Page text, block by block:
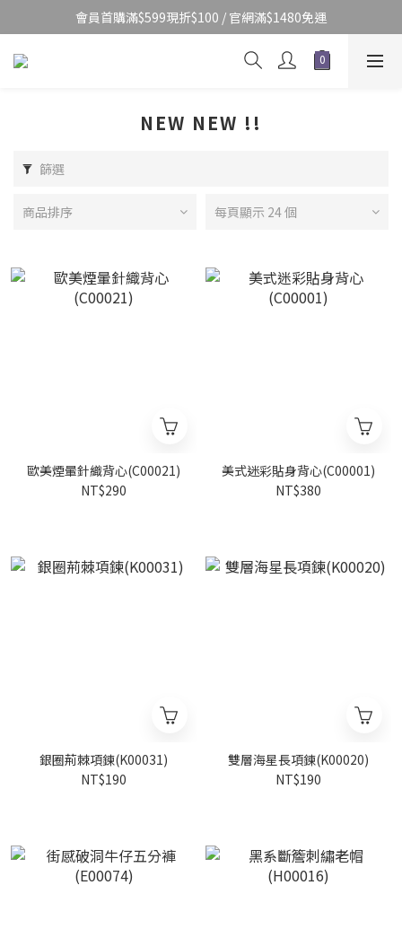
會員首購滿$599現折$100 / 官網滿$1480免運
NEW NEW !!
篩選
商品排序 每頁顯示 24 個
歐美煙暈針織背心(C00021)
NT$290
美式迷彩貼身背心(C00001)
NT$380
銀圈荊棘項鍊(K00031)
NT$190
雙層海星長項鍊(K00020)
NT$190